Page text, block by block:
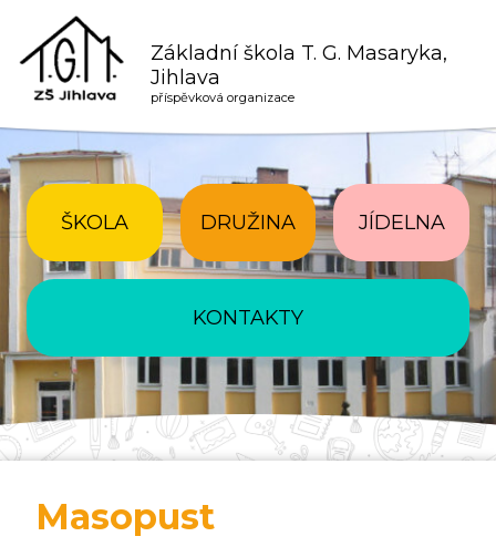
Základní škola T. G. Masaryka,
Jihlava
příspěvková organizace
ŠKOLA DRUŽINA JÍDELNA
KONTAKTY
Masopust